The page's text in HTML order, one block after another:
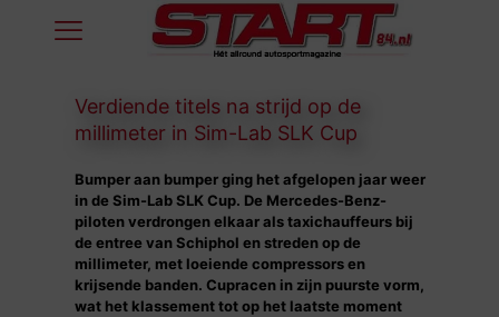
Verdiende titels na strijd op de
millimeter in Sim-Lab SLK Cup
Bumper aan bumper ging het afgelopen jaar weer
in de Sim-Lab SLK Cup. De Mercedes-Benz-
piloten verdrongen elkaar als taxichauffeurs bij
de entree van Schiphol en streden op de
millimeter, met loeiende compressors en
krijsende banden. Cupracen in zijn puurste vorm,
wat het klassement tot op het laatste moment